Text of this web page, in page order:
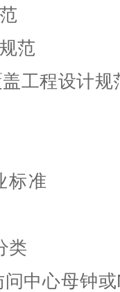
范
工程设计规
标准
类
中心母钟或